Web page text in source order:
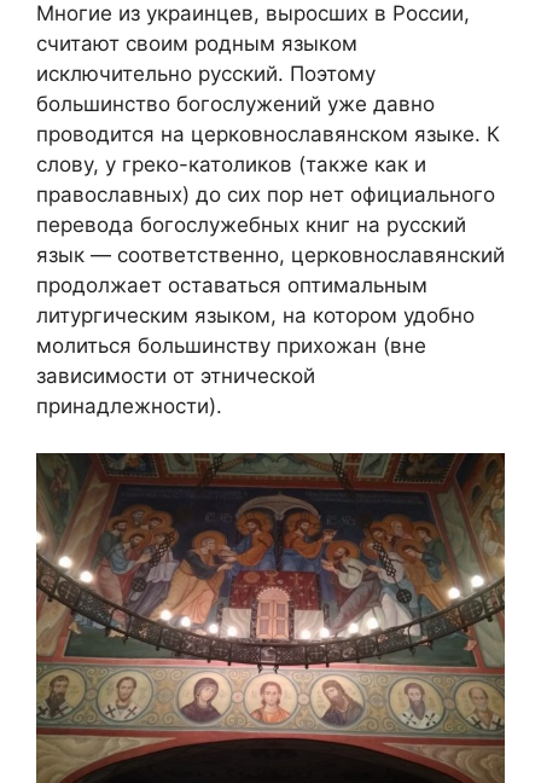
Многие из украинцев, выросших в России,
считают своим родным языком
исключительно русский. Поэтому
большинство богослужений уже давно
проводится на церковнославянском языке. К
слову, у греко-католиков (также как и
православных) до сих пор нет официального
перевода богослужебных книг на русский
язык — соответственно, церковнославянский
продолжает оставаться оптимальным
литургическим языком, на котором удобно
молиться большинству прихожан (вне
зависимости от этнической
принадлежности).